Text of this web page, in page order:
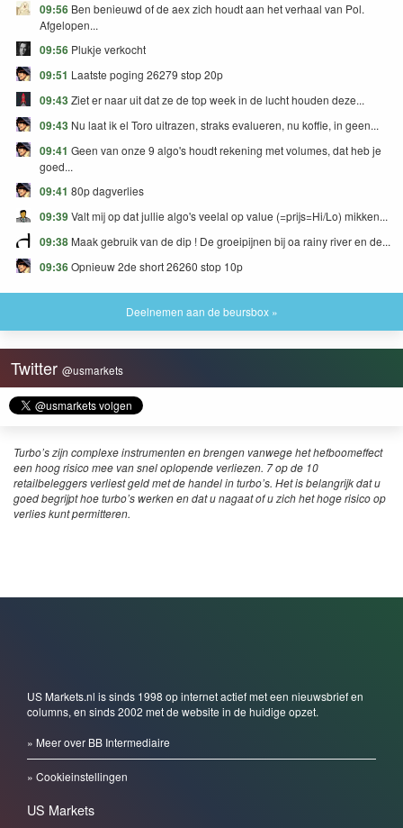
09:56 Ben benieuwd of de aex zich houdt aan het verhaal van Pol.
Afgelopen...
09:56 Plukje verkocht
09:51 Laatste poging 26279 stop 20p
09:43Ziet er naar uit dat ze de top week in de lucht houden deze...
09:43 Nu laat ik el Toro uitrazen, straks evalueren, nu koffie, in geen...
09:41 Geen van onze 9 algo's houdt rekening met volumes, dat heb je
goed...
09:41 80p dagverlies
09:39Valt mij op dat jullie algo's veelal op value (=prijs=Hi/Lo) mikken...
09:38 Maak gebruik van de dip ! De groeipijnen bij oa rainy river en de...
09:36Opnieuw 2de short 26260 stop 10p
Deelnemen aan de beursbox »
Twitter @usmarkets
Turbo’s zijn complexe instrumenten en brengen vanwege het hefboomeffect
een hoog risico mee van snel oplopende verliezen. 7 op de 10
retailbeleggers verliest geld met de handel in turbo’s. Het is belangrijk dat u
goed begrijpt hoe turbo’s werken en dat u nagaat of u zich het hoge risico op
verlies kunt permitteren.
US Markets.nl is sinds 1998 op internet actief met een nieuwsbrief en
columns, en sinds 2002 met de website in de huidige opzet.
» Meer over BB Intermediaire
» Cookieinstellingen
US Markets